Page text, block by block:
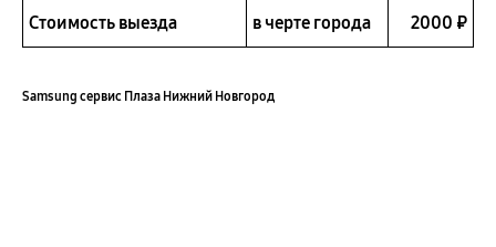
Стоимость выезда в черте города 2000 ₽
Samsung сервис Плаза Нижний Новгород